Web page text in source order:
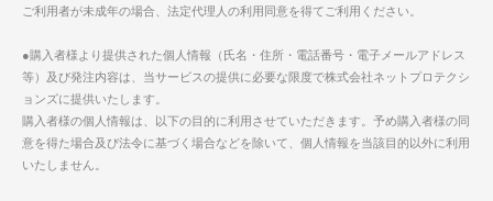
ご利用者が未成年の場合、法定代理人の利用同意を得てご利用ください。
●購入者様より提供された個人情報（氏名・住所・電話番号・電子メールアドレス
等）及び発注内容は、当サービスの提供に必要な限度で株式会社ネットプロテクシ
ョンズに提供いたします。
購入者様の個人情報は、以下の目的に利用させていただきます。予め購入者様の同
意を得た場合及び法令に基づく場合などを除いて、個人情報を当該目的以外に利用
いたしません。